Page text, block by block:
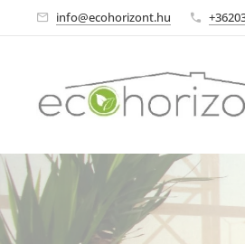
info@ecohorizont.hu